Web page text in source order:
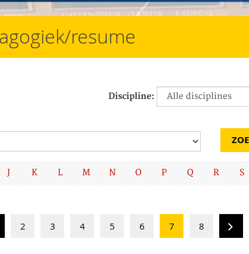
resume
Discipline:
J K L M N O P Q R S
2 3 4 5 6 7 8